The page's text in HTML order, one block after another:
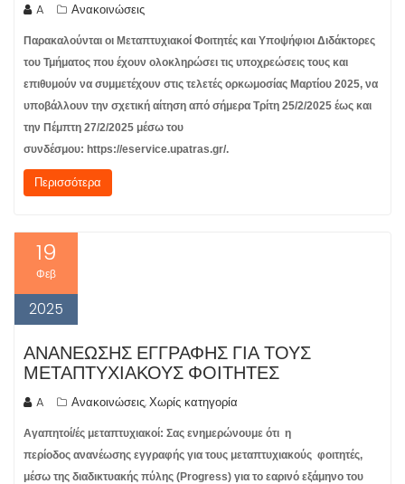
A Ανακοινώσεις
Παρακαλούνται οι Μεταπτυχιακοί Φοιτητές και Υποψήφιοι Διδάκτορες
του Τμήματος που έχουν ολοκληρώσει τις υποχρεώσεις τους και
επιθυμούν να συμμετέχουν στις τελετές ορκωμοσίας Μαρτίου 2025, να
υποβάλλουν την σχετική αίτηση από σήμερα Τρίτη 25/2/2025 έως και
την Πέμπτη 27/2/2025 μέσω του
συνδέσμου: https://eservice.upatras.gr/.
Περισσότερα
19
Φεβ
2025
ΑΝΑΝΈΩΣΗΣ ΕΓΓΡΑΦΉΣ ΓΙΑ ΤΟΥΣ
ΜΕΤΑΠΤΥΧΙΑΚΟΎΣ ΦΟΙΤΗΤΈΣ
A Ανακοινώσεις,Χωρίς κατηγορία
Αγαπητοί/ές μεταπτυχιακοί: Σας ενημερώνουμε ότι η
περίοδος ανανέωσης εγγραφής για τους μεταπτυχιακούς φοιτητές,
μέσω της διαδικτυακής πύλης (Progress) για το εαρινό εξάμηνο του